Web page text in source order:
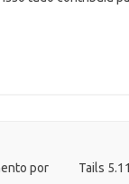
por
Tails